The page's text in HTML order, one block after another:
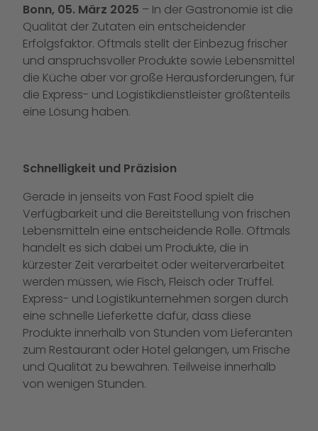
Bonn, 05. März 2025 – In der Gastronomie ist die
Qualität der Zutaten ein entscheidender
Erfolgsfaktor. Oftmals stellt der Einbezug frischer
und anspruchsvoller Produkte sowie Lebensmittel
die Küche aber vor große Herausforderungen, für
die Express- und Logistikdienstleister größtenteils
eine Lösung haben.
Schnelligkeit und Präzision
Gerade in jenseits von Fast Food spielt die
Verfügbarkeit und die Bereitstellung von frischen
Lebensmitteln eine entscheidende Rolle. Oftmals
handelt es sich dabei um Produkte, die in
kürzester Zeit verarbeitet oder weiterverarbeitet
werden müssen, wie Fisch, Fleisch oder Trüffel.
Express- und Logistikunternehmen sorgen durch
eine schnelle Lieferkette dafür, dass diese
Produkte innerhalb von Stunden vom Lieferanten
zum Restaurant oder Hotel gelangen, um Frische
und Qualität zu bewahren. Teilweise innerhalb
von wenigen Stunden.